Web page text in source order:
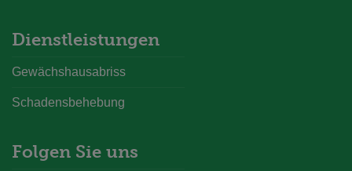
Dienstleistungen
Gewächshausabriss
Schadensbehebung
Folgen Sie uns